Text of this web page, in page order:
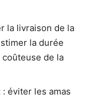
la livraison de la
la durée
de la
: éviter les amas